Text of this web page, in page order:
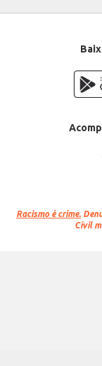
Racismo é crime.
Civil